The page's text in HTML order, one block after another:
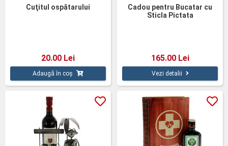
Cuţitul ospătarului
20.00 Lei
Adaugă în coș
Cadou pentru Bucatar cu
Sticla Pictata
165.00 Lei
Vezi detalii